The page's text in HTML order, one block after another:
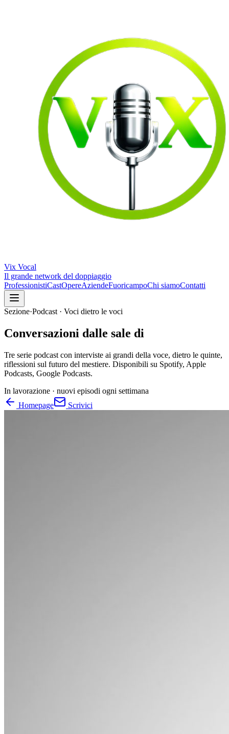
Vix Vocal
Il grande network del doppiaggio
ProfessionistiCastOpereAziendeFuoricampoChi siamoContatti
Sezione·Podcast · Voci dietro le voci
Conversazioni dalle sale di
Tre serie podcast con interviste ai grandi della voce, dietro le quinte,
riflessioni sul futuro del mestiere. Disponibili su Spotify, Apple
Podcasts, Google Podcasts.
In lavorazione · nuovi episodi ogni settimana
Homepage
Scrivici